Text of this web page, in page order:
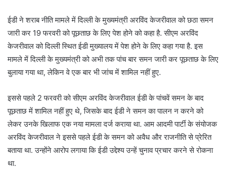
ईडी ने शराब नीति मामले में दिल्ली के मुख्यमंत्री अरविंद केजरीवाल को छठा समन
जारी कर 19 फरवरी को पूछताछ के लिए पेश होने को कहा है. सीएम अरविंद
केजरीवाल को दिल्ली स्थित ईडी मुख्यालय में पेश होने के लिए कहा गया है. इस
मामले में दिल्ली के मुख्यमंत्री को अभी तक पांच बार समन जारी कर पूछताछ के लिए
बुलाया गया था, लेकिन वे एक बार भी जांच में शामिल नहीं हुए.
इससे पहले 2 फरवरी को सीएम अरविंद केजरीवाल ईडी के पांचवें समन के बाद
पूछताछ में शामिल नहीं हुए थे, जिसके बाद ईडी ने समन का पालन न करने को
लेकर उनके खिलाफ एक नया मामला दर्ज कराया था. आम आदमी पार्टी के संयोजक
अरविंद केजरीवाल ने इससे पहले ईडी के समन को अवैध और राजनीति से प्रेरित
बताया था. उन्होंने आरोप लगाया कि ईडी उद्देश्य उन्हें चुनाव प्रचार करने से रोकना
था.